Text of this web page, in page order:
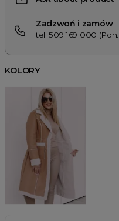
Zadzwoń i zamów
tel. 509 169 000
KOLORY